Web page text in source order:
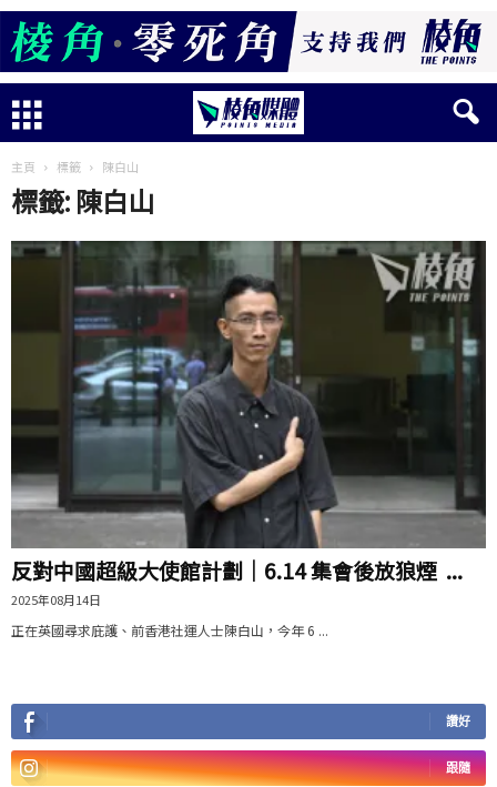
主頁 標籤 陳白山
標籤: 陳白山
反對中國超級大使館計劃｜6.14 集會後放狼煙 ...
2025年08月14日
正在英國尋求庇護、前香港社運人士陳白山，今年 6 ...
讚好
跟隨